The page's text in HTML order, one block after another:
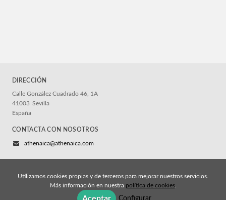
DIRECCIÓN
Calle González Cuadrado 46, 1A
41003 Sevilla
España
CONTACTA CON NOSOTROS
athenaica@athenaica.com
© 2026, Athenaica Ediciones
Utilizamos cookies propias y de terceros para mejorar nuestros servicios.
Más información en nuestra política de cookies.
Configurar